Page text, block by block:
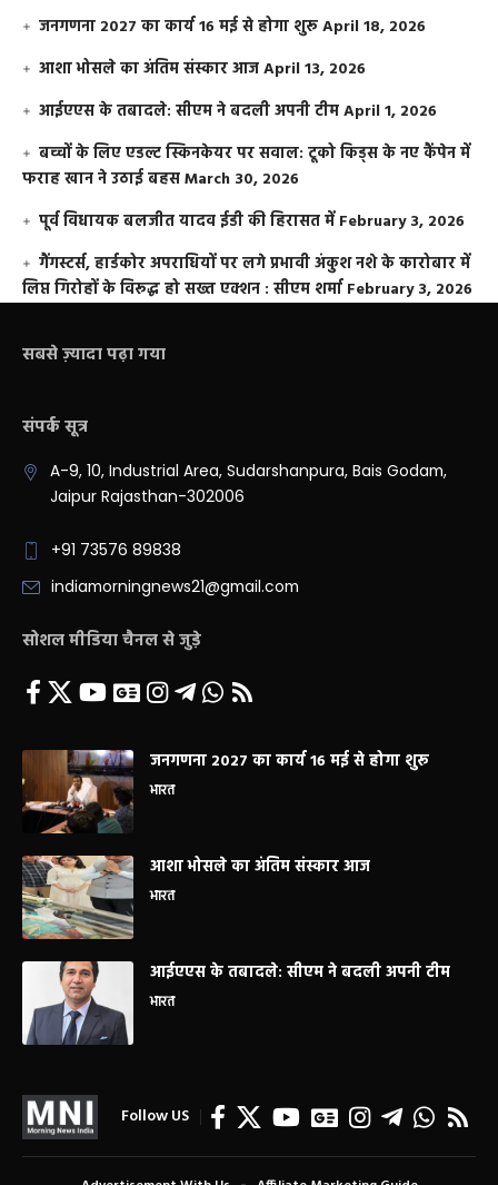
जनगणना 2027 का कार्य 16 मई से होगा शुरूApril 18, 2026
आशा भोसले का अंतिम संस्कार आजApril 13, 2026
आईएएस के तबादले: सीएम ने बदली अपनी टीमApril 1, 2026
बच्चों के लिए एडल्ट स्किनकेयर पर सवाल: टूको किड्स के नए कैंपेन में
फराह खान ने उठाई बहसMarch 30, 2026
पूर्व विधायक बलजीत यादव ईडी की हिरासत में February 3, 2026
गैंगस्टर्स, हार्डकोर अपराधियों पर लगे प्रभावी अंकुश नशे के कारोबार में
लिप्त गिरोहों के विरूद्ध हो सख्त एक्शन : सीएम शर्मा February 3, 2026
सबसे ज़्यादा पढ़ा गया
संपर्क सूत्र
A-9, 10, Industrial Area, Sudarshanpura, Bais Godam,
Jaipur Rajasthan-302006
+91 73576 89838
indiamorningnews21@gmail.com
सोशल मीडिया चैनल से जुड़े
जनगणना 2027 का कार्य 16 मई से होगा शुरू
भारत
आशा भोसले का अंतिम संस्कार आज
भारत
आईएएस के तबादले: सीएम ने बदली अपनी टीम
भारत
Follow US